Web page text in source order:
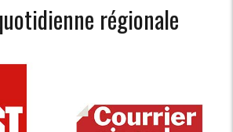
régionale